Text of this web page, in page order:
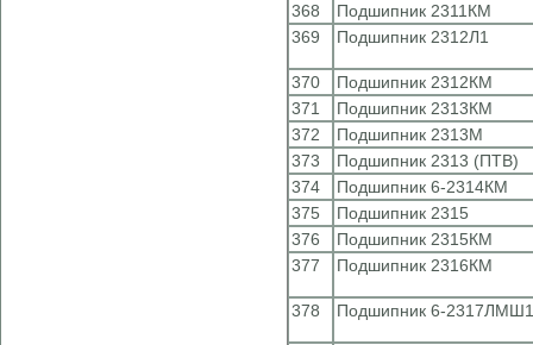
368
Подшипник 2311КМ
369
Подшипник 2312Л1
370
Подшипник 2312КМ
371
Подшипник 2313КМ
372
Подшипник 2313М
373
Подшипник 2313 (ПТВ)
374
Подшипник 6-2314КМ
375
Подшипник 2315
376
Подшипник 2315КМ
377
Подшипник 2316КМ
378 Подшипник 6-